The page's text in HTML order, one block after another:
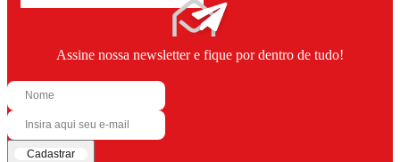
Assine nossa newsletter e fique por dentro de tudo!
Cadastrar